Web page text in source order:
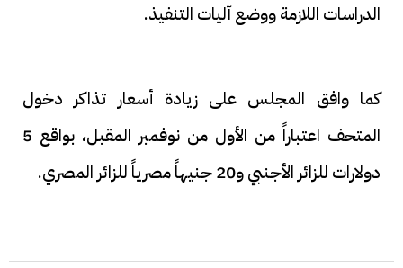
الدراسات اللازمة ووضع آليات التنفيذ.
كما وافق المجلس على زيادة أسعار تذاكر دخول
المتحف اعتباراً من الأول من نوفمبر المقبل، بواقع 5
دولارات للزائر الأجنبي و20 جنيهاً مصرياً للزائر المصري.